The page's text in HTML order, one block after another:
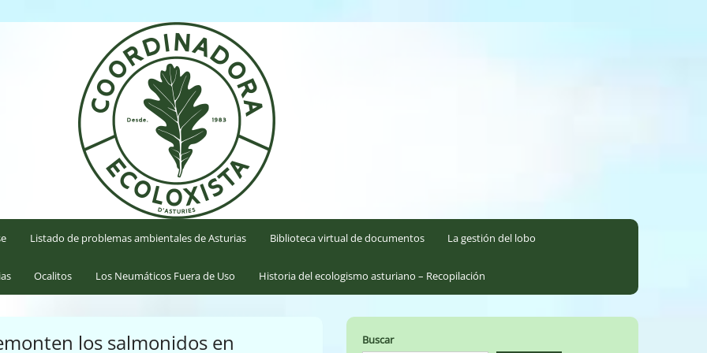
Listado de problemas ambientales de Asturias Biblioteca virtual de documentos La gestión del lobo
Ocalitos Los Neumáticos Fuera de Uso Historia del ecologismo asturiano – Recopilación
los salmonidos en Buscar